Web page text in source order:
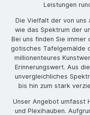
Leistungen
Die Vielfalt der von uns
wie das Spektrum der
Bei uns finden Sie immer
gotisches Tafelgemälde
millionenteures
Erinnerungswert. Aus
unvergleichliches
bis hin zum stark
Unser Angebot umfasst
und Plexihauben.